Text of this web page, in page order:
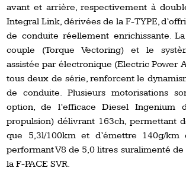
avant et arrière, respectivement à
Integral Link, dérivées de la F-TYPE,
de conduite réellement enrichissante.
couple (Torque Vectoring) et le
assistée par électronique (Electric Power
tous deux de série, renforcent le
de conduite. Plusieurs motorisations
option, de l’efficace Diesel Ingenium
propulsion) délivrant 163ch, permettant
que 5,3l/100km et d’émettre 140g/km
performant V8 de 5,0 litres suralimenté
la F-PACE SVR.